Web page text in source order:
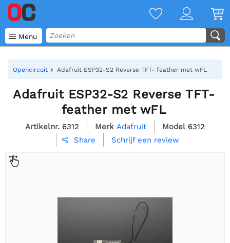
 Menu
Opencircuit Adafruit ESP32-S2 Reverse TFT- feather met wFL
Adafruit ESP32-S2 Reverse TFT-
feather met wFL
Artikelnr. 6312 Merk Adafruit Model 6312
 Share Schrijf een review